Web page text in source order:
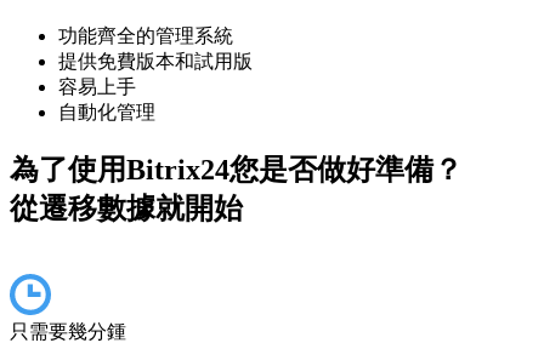
功能齊全的管理系統
提供免費版本和試用版
容易上手
自動化管理
為了使用Bitrix24您是否做好準備？
從遷移數據就開始
只需要幾分鍾